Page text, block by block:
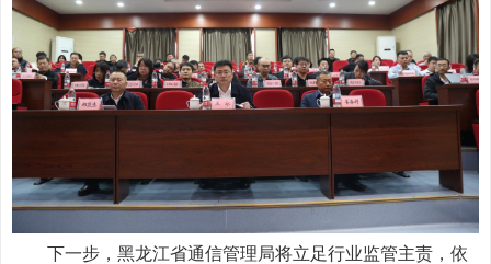
下一步，黑龙江省通信管理局将立足行业监管主责，依